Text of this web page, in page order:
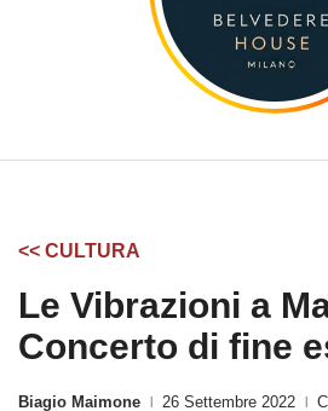
<< CULTURA
Le Vibrazioni a
Concerto di fine
Biagio Maimone 26 Settembre 2022